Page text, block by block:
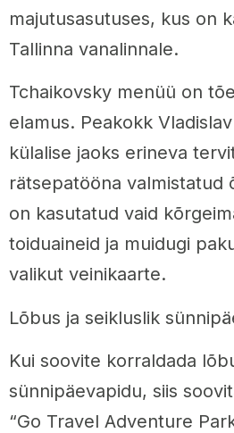
majutusasutuses, kus on
Tallinna vanalinnale.
Tchaikovsky menüü on
elamus. Peakokk
külalise jaoks erineva
rätsepatööna valmistatud
on kasutatud vaid
toiduaineid ja muidugi
valikut veinikaarte.
Lõbus ja seikluslik
Kui soovite korraldada
sünnipäevapidu, siis
“Go Travel Adventure